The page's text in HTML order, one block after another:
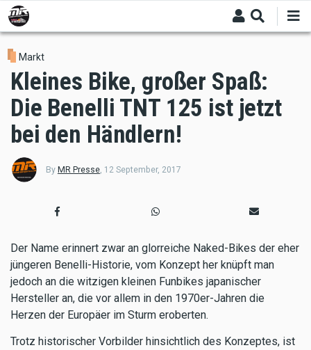
Skip
to
main
content
Markt
Kleines Bike, großer Spaß:
Die Benelli TNT 125 ist jetzt
bei den Händlern!
By MR Presse, 12 September, 2017
Der Name erinnert zwar an glorreiche Naked-Bikes der eher
jüngeren Benelli-Historie, vom Konzept her knüpft man
jedoch an die witzigen kleinen Funbikes japanischer
Hersteller an, die vor allem in den 1970er-Jahren die
Herzen der Europäer im Sturm eroberten.
Trotz historischer Vorbilder hinsichtlich des Konzeptes, ist